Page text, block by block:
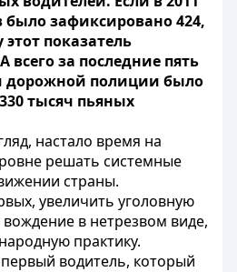
было зафиксировано 424,
показатель
всего за последние пять
дорожной полиции было
тысяч пьяных
настало время на
решать системные
страны.
увеличить уголовную
вождение в нетрезвом виде,
практику.
водитель, который